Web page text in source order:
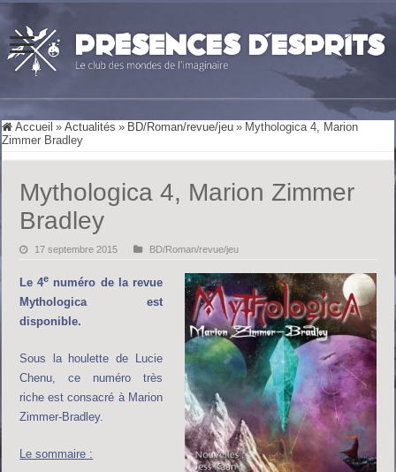
Accueil » Actualités » BD/Roman/revue/jeu » Mythologica 4, Marion
Zimmer Bradley
Mythologica 4, Marion Zimmer
Bradley
17 septembre 2015 BD/Roman/revue/jeu
Le 4e numéro de la revue
Mythologica est
disponible.
Sous la houlette de Lucie
Chenu, ce numéro très
riche est consacré à Marion
Zimmer-Bradley.
Le sommaire :